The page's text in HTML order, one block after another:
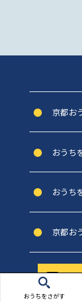
京都お
おうち
おうち
京都お
新
おうちをさがす